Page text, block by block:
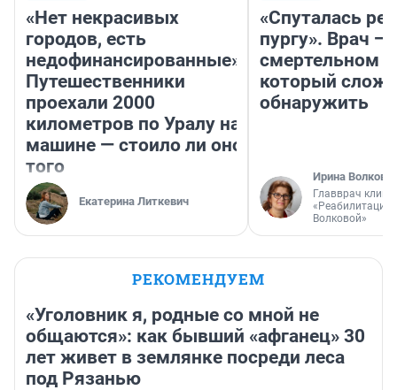
«Нет некрасивых
городов, есть
недофинансированные».
Путешественники
проехали 2000
километров по Уралу на
машине — стоило ли оно
того
Екатерина Литкевич
«Спуталась
пургу». Врач —
смертельном
который
обнаружить
Ирина Волкова
Главврач
«Реабилитация
Волковой»
РЕКОМЕНДУЕМ
«Уголовник я, родные со мной не
общаются»: как бывший «афганец» 30
лет живет в землянке посреди леса
под Рязанью